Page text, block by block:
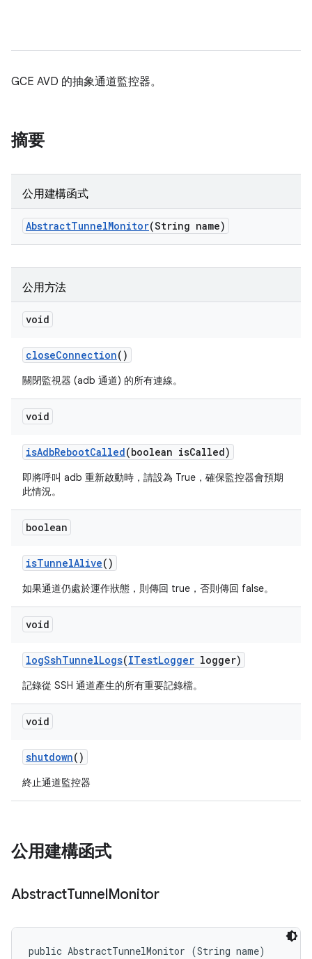
GCE AVD 的抽象通道監控器。
摘要
公用建構函式
AbstractTunnelMonitor(String name)
公用方法
void
closeConnection()
關閉監視器 (adb 通道) 的所有連線。
void
isAdbRebootCalled(boolean isCalled)
即將呼叫 adb 重新啟動時，請設為 True，確保監控器會預期
此情況。
boolean
isTunnelAlive()
如果通道仍處於運作狀態，則傳回 true，否則傳回 false。
void
logSshTunnelLogs(ITestLogger logger)
記錄從 SSH 通道產生的所有重要記錄檔。
void
shutdown()
終止通道監控器
公用建構函式
AbstractTunnelMonitor
public AbstractTunnelMonitor (String name)